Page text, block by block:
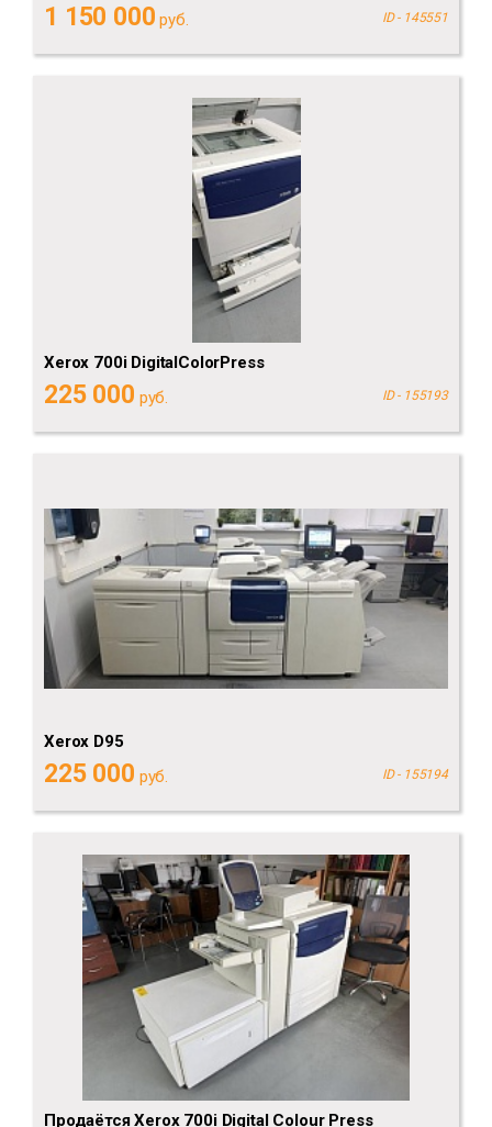
1 150 000 руб. ID - 145551
Xerox 700i DigitalColorPress
225 000 руб. ID - 155193
Xerox D95
225 000 руб. ID - 155194
Продаётся Xerox 700i Digital Colour Press